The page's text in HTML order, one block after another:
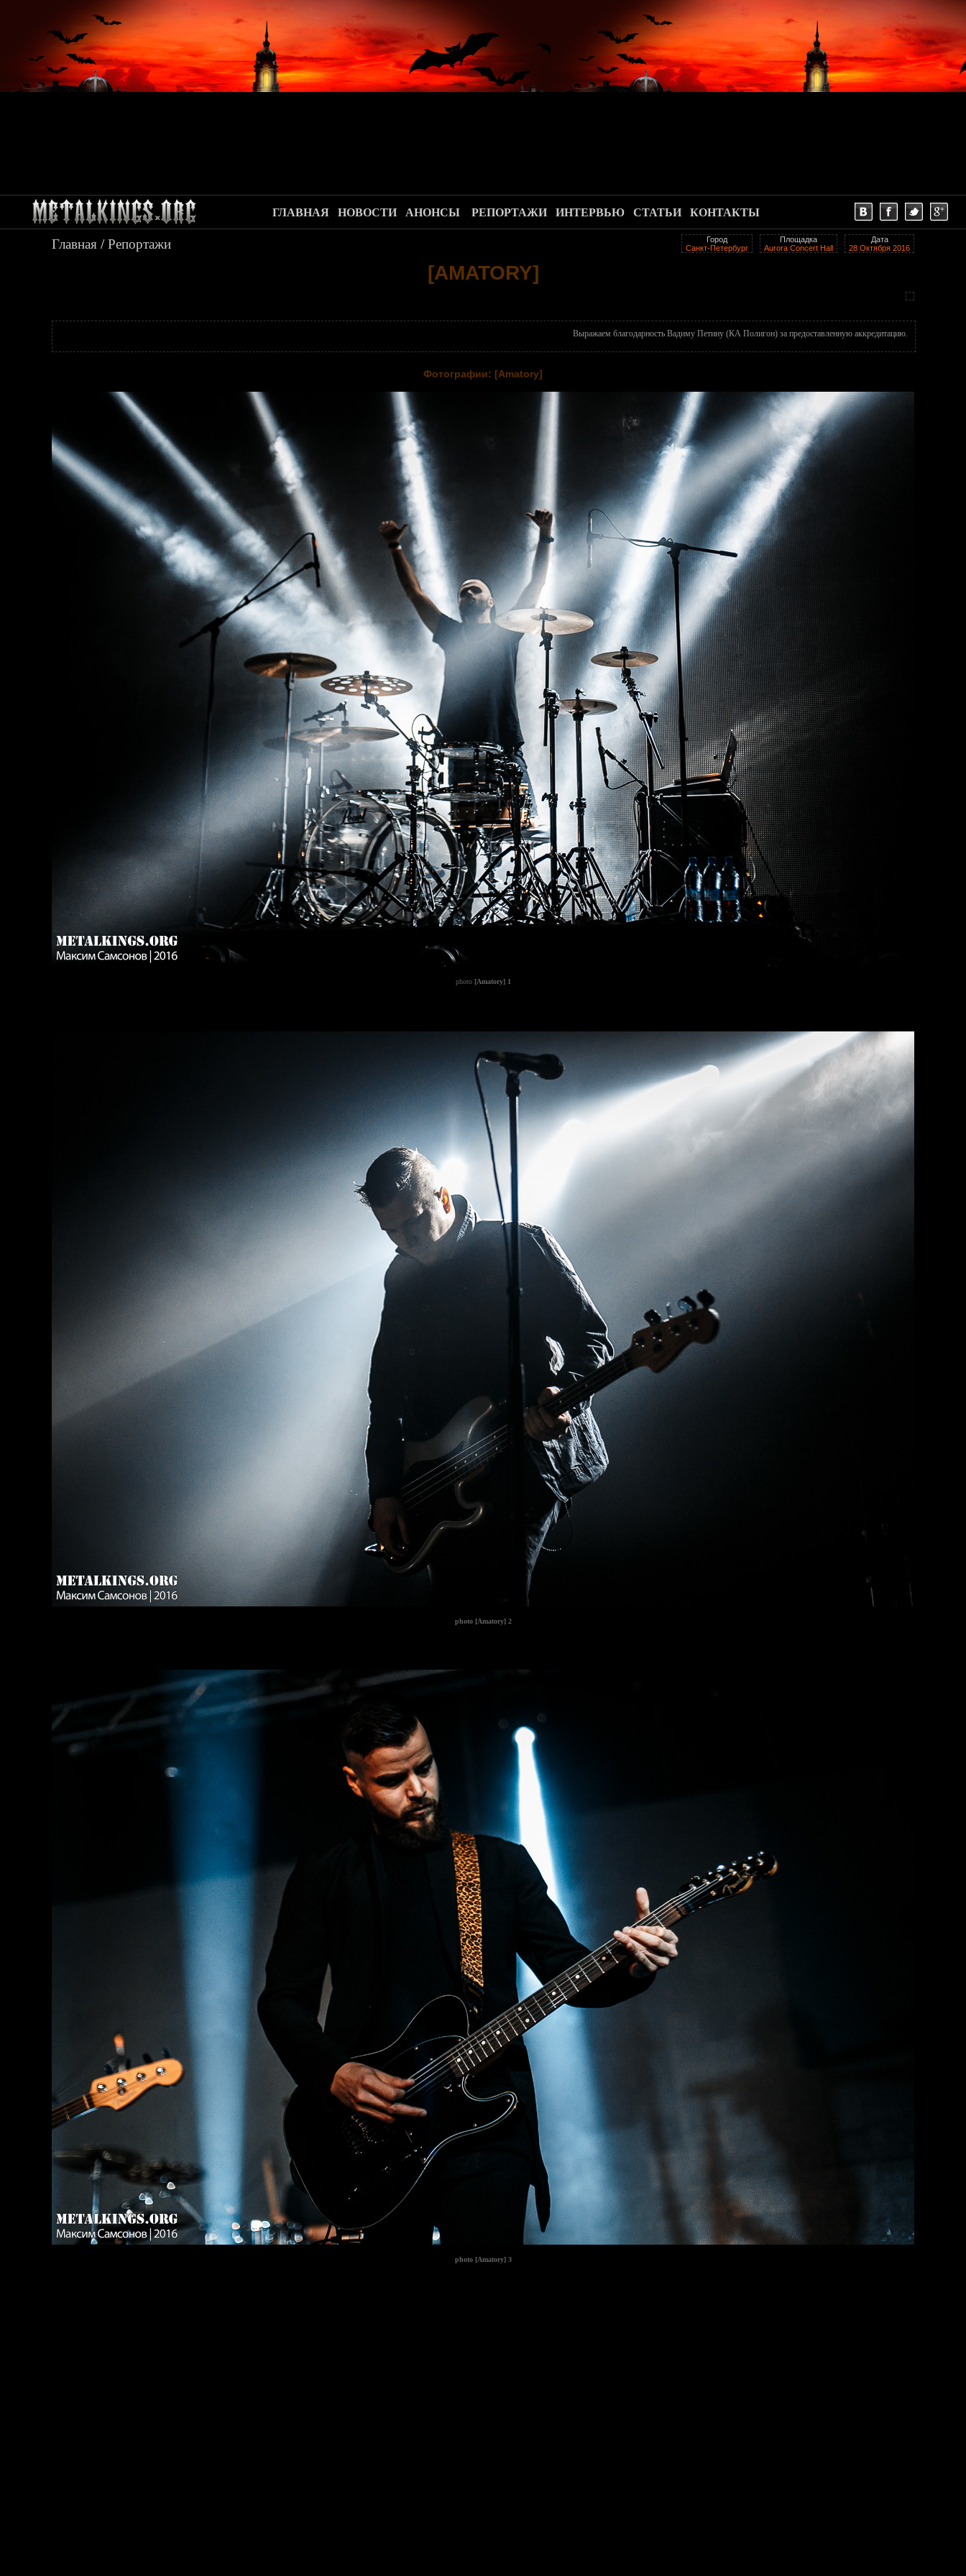
.
ГЛАВНАЯ НОВОСТИ АНОНСЫ РЕПОРТАЖИ ИНТЕРВЬЮ СТАТЬИ КОНТАКТЫ
Главная /Репортажи
[AMATORY]
Дата
28 Октября 2016
Площадка
Aurora Concert Hall
Город
Санкт-Петербург
Выражаем благодарность Вадиму Петину (КА Полигон) за предоставленную аккредитацию.
Фотографии: [Amatory]
photo [Amatory] 1
photo [Amatory] 2
photo [Amatory] 3